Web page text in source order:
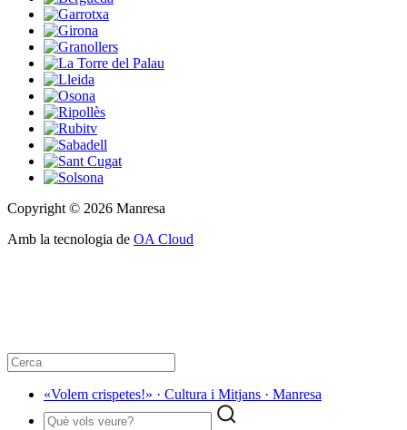
Copyright © 2026 Manresa
Amb la tecnologia de OA Cloud
«Volem crispetes!» · Cultura i Mitjans · Manresa